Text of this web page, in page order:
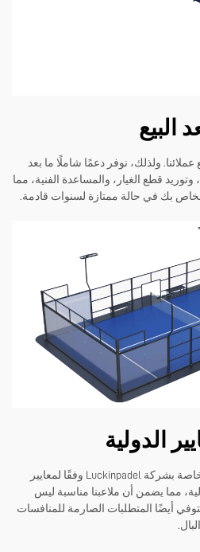
البيع
ولذلك، نوفر دعمًا شاملًا ما بعد
وتوريد قطع الغيار، والمساعدة الفنية، مما
بك في حالة ممتازة لسنوات قادمة.
الدولية
يتم تصنيع ملاعب تنس الطاولة الخاصة بشركة Luckinpadel وفقًا لمعايير
مما يضمن أن ملاعبنا مناسبة ليس
أيضًا المتطلبات الصارمة للمنافسات